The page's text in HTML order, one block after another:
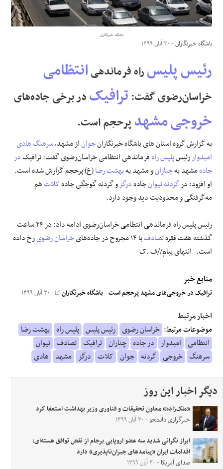
حوادث
علوم و فن آوری
فرهنگی و هنری
مقالات
باشگاه خبرنگاران
باشگاه خبرنگاران- ۳۰ آبان ۱۳۹۹
رئیس پلیسراه فرماندهیانتظامی
خراسان‌رضوی گفت:ترافیکدر برخی جاده‌های
خروجیمشهدپرحجم است.
به گزارشگروه استان های باشگاه خبرنگارانجوانازمشهد،سرهنگهادی
امیدواررئیسپلیس راهفرماندهی انتظامی خراسان‌رضوی گفت: ترافیکدر
جادهمشهد بهچنارانو مشهد بهبهشت رضا(ع) پرحجم گزارش شده است.
او افزود: درگردنهتیوانجادهدرگزو گردنه گوجگی جادهکلاتهم
مه‌گرفتگی و محدودیت دید وجود دارد.
رئیس پلیس راه فرماندهی انتظامی خراسان‌رضوی ادامه داد: در ۲۴ ساعت
گذشته هفت فقرهتصادفبا ۱۴ مجروح در جاده‌های خراسان رضویرخ داده
است. انتهای پیام//ف .ک
منابع خبر
ترافیک در خروجی‌های مشهد پرحجم است-باشگاه خبرنگاران - ۳۰ آبان ۱۳۹۹
اخبار مرتبط
موضوعات مرتبط: خراسان رضوی رئیس پلیس پلیس راه بهشت رضا
انتظامی امیدوار در جاده چناران ترافیک تصادف تیوان
سرهنگ خروجی گردنه جوان کلات درگز مشهد هادی
دیگر اخبار این روز
«ملک‌زاده» معاون تحقیقات و فناوری وزیر بهداشت استعفا کرد
خبرگزاری دانشجو- ۳۰ آبان ۱۳۹۹
ابراز نگرانی شدید سه عضو اروپایی برجام از نقض توافق هسته‌ای:
اقدامات ایران «پیامدهای جبران‌ناپذیری» دارد
صدای آمریکا - ۳۰ آبان ۱۳۹۹